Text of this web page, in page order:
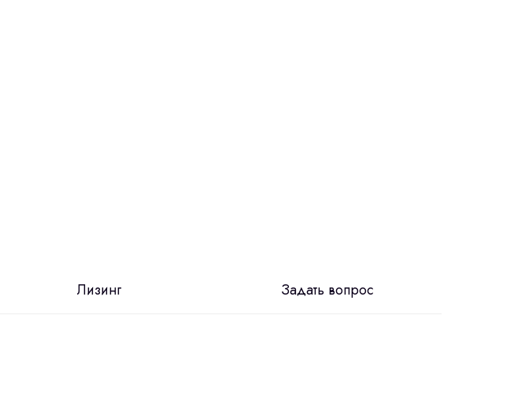
Лизинг Задать вопрос